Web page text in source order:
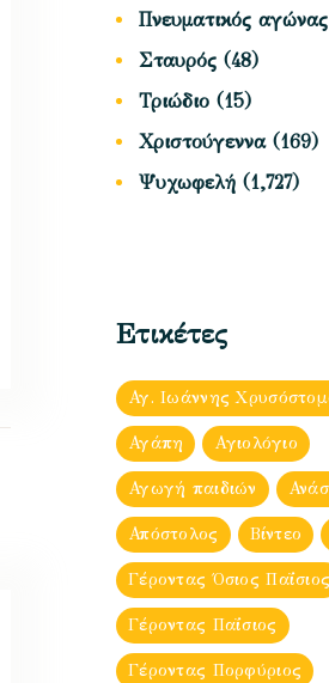
Πνευματικός αγώνας
Σταυρός (48)
Τριώδιο (15)
Χριστούγεννα(169)
Ψυχωφελή (1,727)
Ετικέτες
Αγ. Ιωάννης
Αγάπη Αγιολόγιο
Αγωγή παιδιών
Απόστολος Βίντεο
Γέροντας Όσιος Παΐσιος
Γέροντας Παΐσιος
Γέροντας Πορφύριος